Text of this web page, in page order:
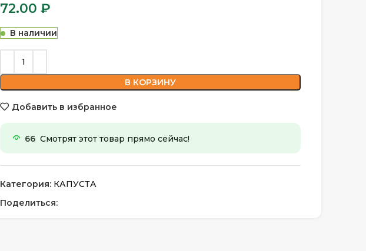
72.00 ₽
В наличии
В КОРЗИНУ
Добавить в избранное
66 Смотрят этот товар прямо сейчас!
Категория: КАПУСТА
Поделиться: